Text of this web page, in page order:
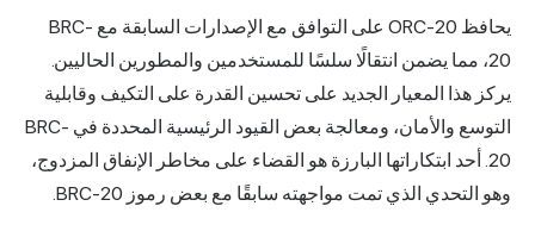
يحافظ ORC-20 على التوافق مع الإصدارات السابقة مع BRC-
20، مما يضمن انتقالًا سلسًا للمستخدمين والمطورين الحاليين.
يركز هذا المعيار الجديد على تحسين القدرة على التكيف وقابلية
التوسع والأمان، ومعالجة بعض القيود الرئيسية المحددة في BRC-
20. أحد ابتكاراتها البارزة هو القضاء على مخاطر الإنفاق المزدوج،
وهو التحدي الذي تمت مواجهته سابقًا مع بعض رموز BRC-20.